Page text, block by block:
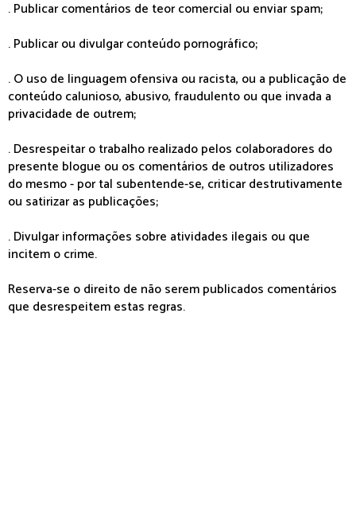
. Publicar comentários de teor comercial ou enviar spam;
. Publicar ou divulgar conteúdo pornográfico;
. O uso de linguagem ofensiva ou racista, ou a publicação de
conteúdo calunioso, abusivo, fraudulento ou que invada a
privacidade de outrem;
. Desrespeitar o trabalho realizado pelos colaboradores do
presente blogue ou os comentários de outros utilizadores
do mesmo - por tal subentende-se, criticar destrutivamente
ou satirizar as publicações;
. Divulgar informações sobre atividades ilegais ou que
incitem o crime.
Reserva-se o direito de não serem publicados comentários
que desrespeitem estas regras.